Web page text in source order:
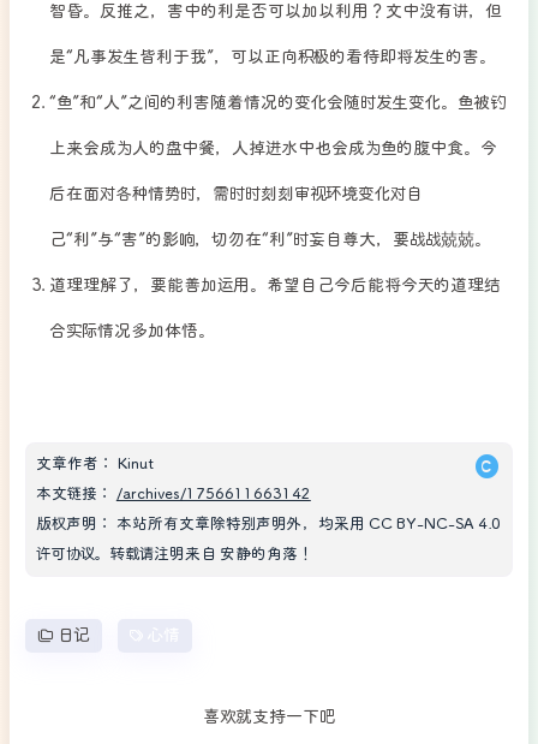
智昏。反推之，害中的利是否可以加以利用？文中没有讲，但
是“凡事发生皆利于我”，可以正向积极的看待即将发生的害。
“鱼”和“人”之间的利害随着情况的变化会随时发生变化。鱼被钓
上来会成为人的盘中餐，人掉进水中也会成为鱼的腹中食。今
后在面对各种情势时，需时时刻刻审视环境变化对自
己“利”与“害”的影响，切勿在“利”时妄自尊大，要战战兢兢。
道理理解了，要能善加运用。希望自己今后能将今天的道理结
合实际情况多加体悟。
文章作者：
Kinut
本文链接： /archives/1756611663142
版权声明：
本站所有文章除特别声明外，均采用 CC BY-NC-SA 4.0
许可协议。转载请注明来自 安静的角落 ！
日记
喜欢就支持一下吧